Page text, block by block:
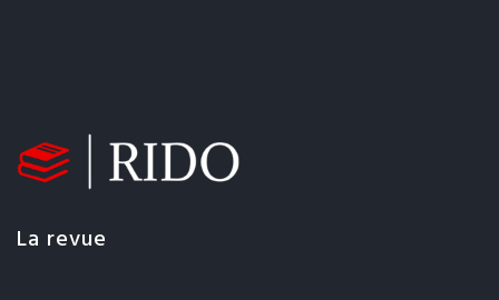
unprecedented transparency obligations and
increases the need for internal controls and
real question for obtaining a good application of
La revue